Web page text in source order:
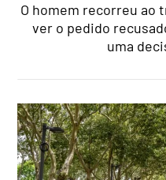
O homem recorreu ao
ver o pedido
uma